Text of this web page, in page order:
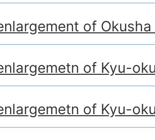
of
of Kyu-
of Kyu-